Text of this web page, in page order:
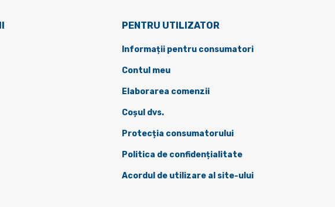
PENTRU UTILIZATOR
Informații pentru consumatori
Contul meu
Elaborarea comenzii
Coșul dvs.
Protecția consumatorului
Politica de confidențialitate
Acordul de utilizare al site-ului